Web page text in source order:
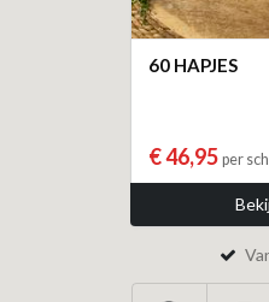
60 HAPJES
€ 46,95 per